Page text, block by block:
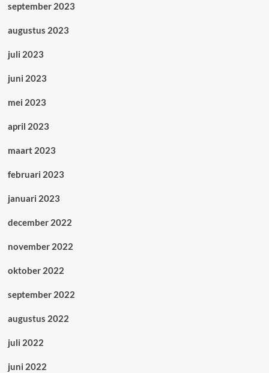
september 2023
augustus 2023
juli 2023
juni 2023
mei 2023
april 2023
maart 2023
februari 2023
januari 2023
december 2022
november 2022
oktober 2022
september 2022
augustus 2022
juli 2022
juni 2022